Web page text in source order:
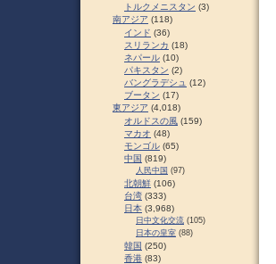
トルクメニスタン (3)
南アジア (118)
インド (36)
スリランカ (18)
ネパール (10)
パキスタン (2)
バングラデシュ (12)
ブータン (17)
東アジア (4,018)
オルドスの風 (159)
マカオ (48)
モンゴル (65)
中国 (819)
人民中国 (97)
北朝鮮 (106)
台湾 (333)
日本 (3,968)
日中文化交流 (105)
日本の皇室 (88)
韓国 (250)
香港 (83)